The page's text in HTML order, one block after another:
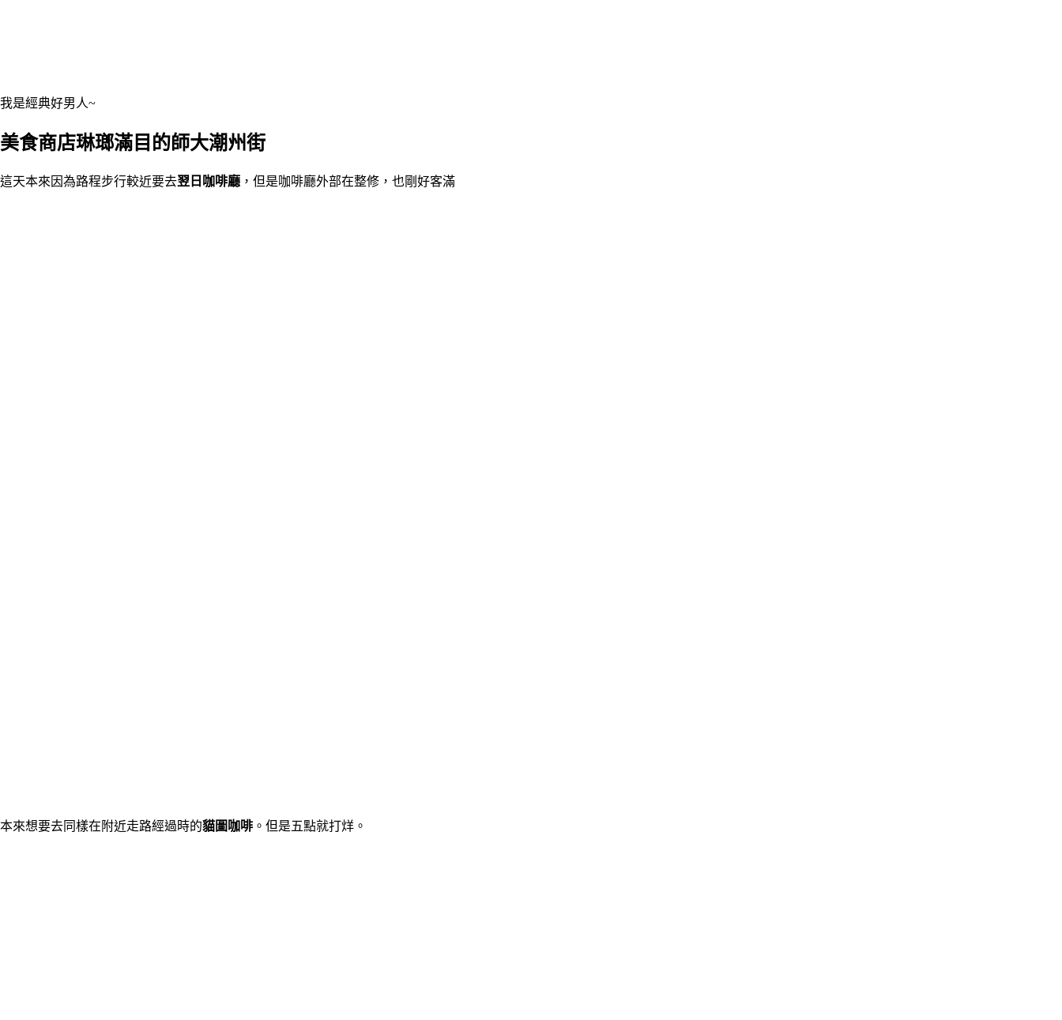
我是經典好男人~
美食商店琳瑯滿目的師大潮州街
這天本來因為路程步行較近要去翌日咖啡廳 ，但是咖啡廳外部在整修，也剛好客滿
本來想要去同樣在附近走路經過時的貓圖咖啡 。但是五點就打烊。